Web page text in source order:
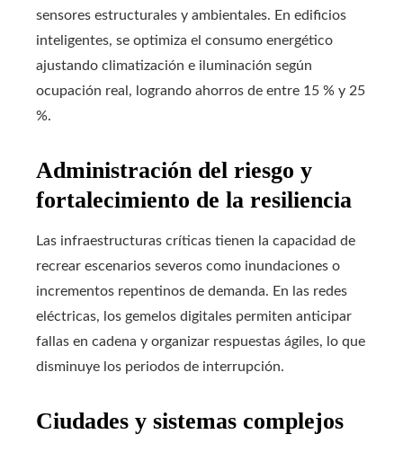
sensores estructurales y ambientales. En edificios
inteligentes, se optimiza el consumo energético
ajustando climatización e iluminación según
ocupación real, logrando ahorros de entre 15 % y 25
%.
Administración del riesgo y
fortalecimiento de la resiliencia
Las infraestructuras críticas tienen la capacidad de
recrear escenarios severos como inundaciones o
incrementos repentinos de demanda. En las redes
eléctricas, los gemelos digitales permiten anticipar
fallas en cadena y organizar respuestas ágiles, lo que
disminuye los periodos de interrupción.
Ciudades y sistemas complejos